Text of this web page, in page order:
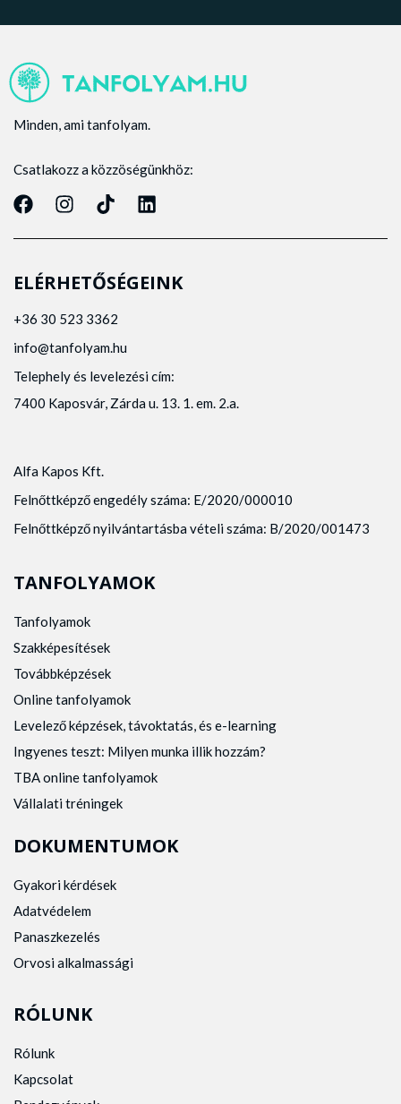
Minden, ami tanfolyam.
Csatlakozz a közzöségünkhöz:
ELÉRHETŐSÉGEINK
+36 30 523 3362
info@tanfolyam.hu
Telephely és levelezési cím:
7400 Kaposvár, Zárda u. 13. 1. em. 2.a.
Alfa Kapos Kft.
Felnőttképző engedély száma: E/2020/000010
Felnőttképző nyilvántartásba vételi száma: B/2020/001473
TANFOLYAMOK
Tanfolyamok
Szakképesítések
Továbbképzések
Online tanfolyamok
Levelező képzések, távoktatás, és e-learning
Ingyenes teszt: Milyen munka illik hozzám?
TBA online tanfolyamok
Vállalati tréningek
DOKUMENTUMOK
Gyakori kérdések
Adatvédelem
Panaszkezelés
Orvosi alkalmassági
RÓLUNK
Rólunk
Kapcsolat